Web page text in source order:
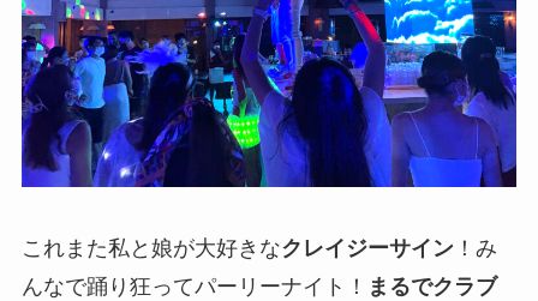
これまた私と娘が大好きなクレイジーサイン！み
んなで踊り狂ってパーリーナイト！ まるでクラブ